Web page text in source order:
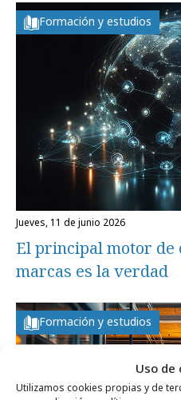
Uso de
Utilizamos cookies propias y de
Formación y estudios
jueves, 11 de junio 2026
El principal motor de
marcas es la verdad
Formación y estudios